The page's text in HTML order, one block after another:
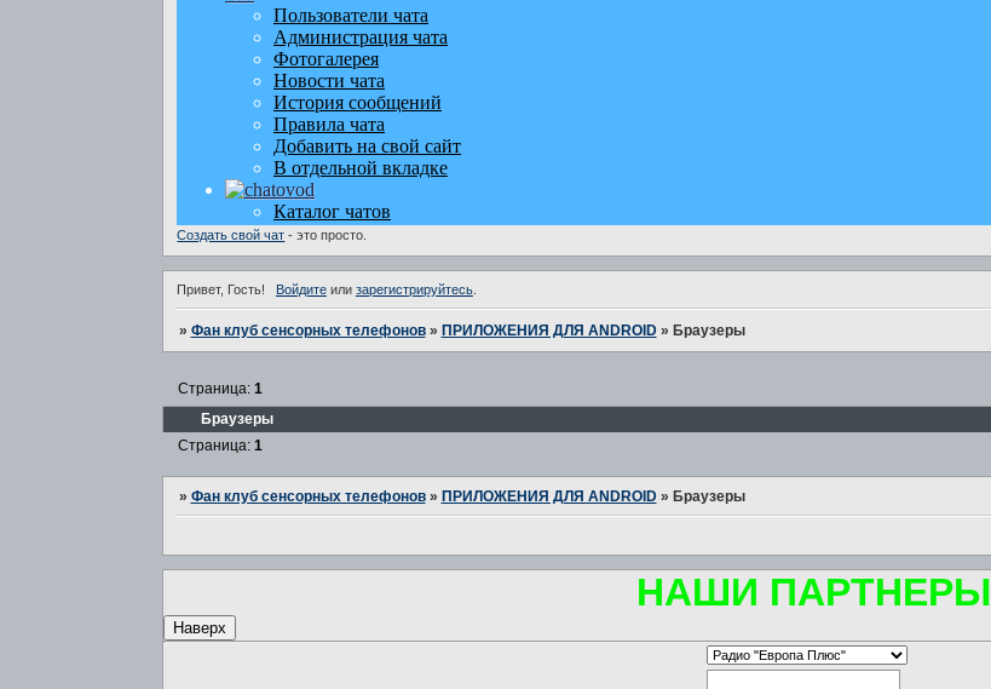
Создать свой чат - это просто.
Привет, Гость! Войдитеили зарегистрируйтесь.
» Фан клуб сенсорных телефонов » ПРИЛОЖЕНИЯ ДЛЯ ANDROID » Браузеры
Браузеры
Страница: 1
Страница: 1
» Фан клуб сенсорных телефонов » ПРИЛОЖЕНИЯ ДЛЯ ANDROID » Браузеры
НАШИ ПАРТНЕРЫ
Наверх